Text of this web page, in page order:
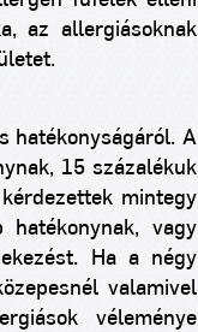
az allergiásoknak
hatékonyságáról. A
15 százalékuk
mintegy
hatékonynak, vagy
Ha a négy
valamivel
véleménye